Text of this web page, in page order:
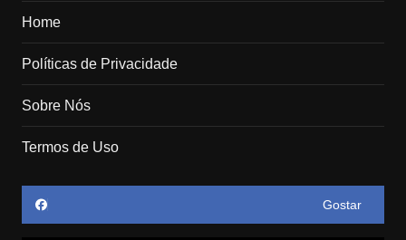
Home
Políticas de Privacidade
Sobre Nós
Termos de Uso
Gostar